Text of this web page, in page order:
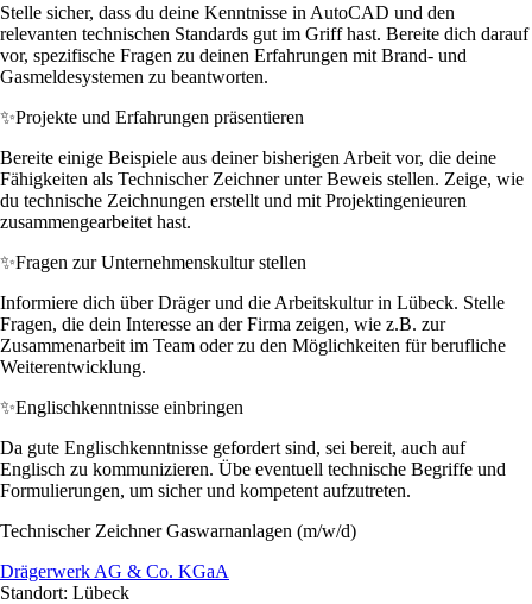
Stelle sicher, dass du deine Kenntnisse in AutoCAD und den
relevanten technischen Standards gut im Griff hast. Bereite dich darauf
vor, spezifische Fragen zu deinen Erfahrungen mit Brand- und
Gasmeldesystemen zu beantworten.
✨Projekte und Erfahrungen präsentieren
Bereite einige Beispiele aus deiner bisherigen Arbeit vor, die deine
Fähigkeiten als Technischer Zeichner unter Beweis stellen. Zeige, wie
du technische Zeichnungen erstellt und mit Projektingenieuren
zusammengearbeitet hast.
✨Fragen zur Unternehmenskultur stellen
Informiere dich über Dräger und die Arbeitskultur in Lübeck. Stelle
Fragen, die dein Interesse an der Firma zeigen, wie z.B. zur
Zusammenarbeit im Team oder zu den Möglichkeiten für berufliche
Weiterentwicklung.
✨Englischkenntnisse einbringen
Da gute Englischkenntnisse gefordert sind, sei bereit, auch auf
Englisch zu kommunizieren. Übe eventuell technische Begriffe und
Formulierungen, um sicher und kompetent aufzutreten.
Technischer Zeichner Gaswarnanlagen (m/w/d)
Drägerwerk AG & Co. KGaA
Standort: Lübeck